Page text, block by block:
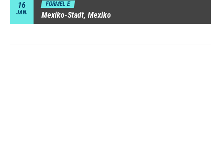
16
JAN.
FORMEL E
Mexiko-Stadt, Mexiko